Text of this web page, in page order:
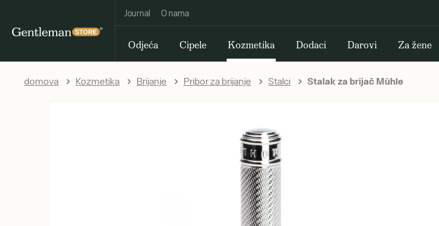
Journal O nama
Odjeća Cipele Kozmetika Dodaci Darovi Za žene
domova Kozmetika Brijanje Pribor za brijanje Stalci Stalak za brijač Mühle